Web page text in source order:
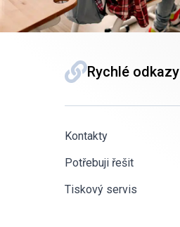
Rychlé odkazy
Kontakty
Potřebuji řešit
Tiskový servis